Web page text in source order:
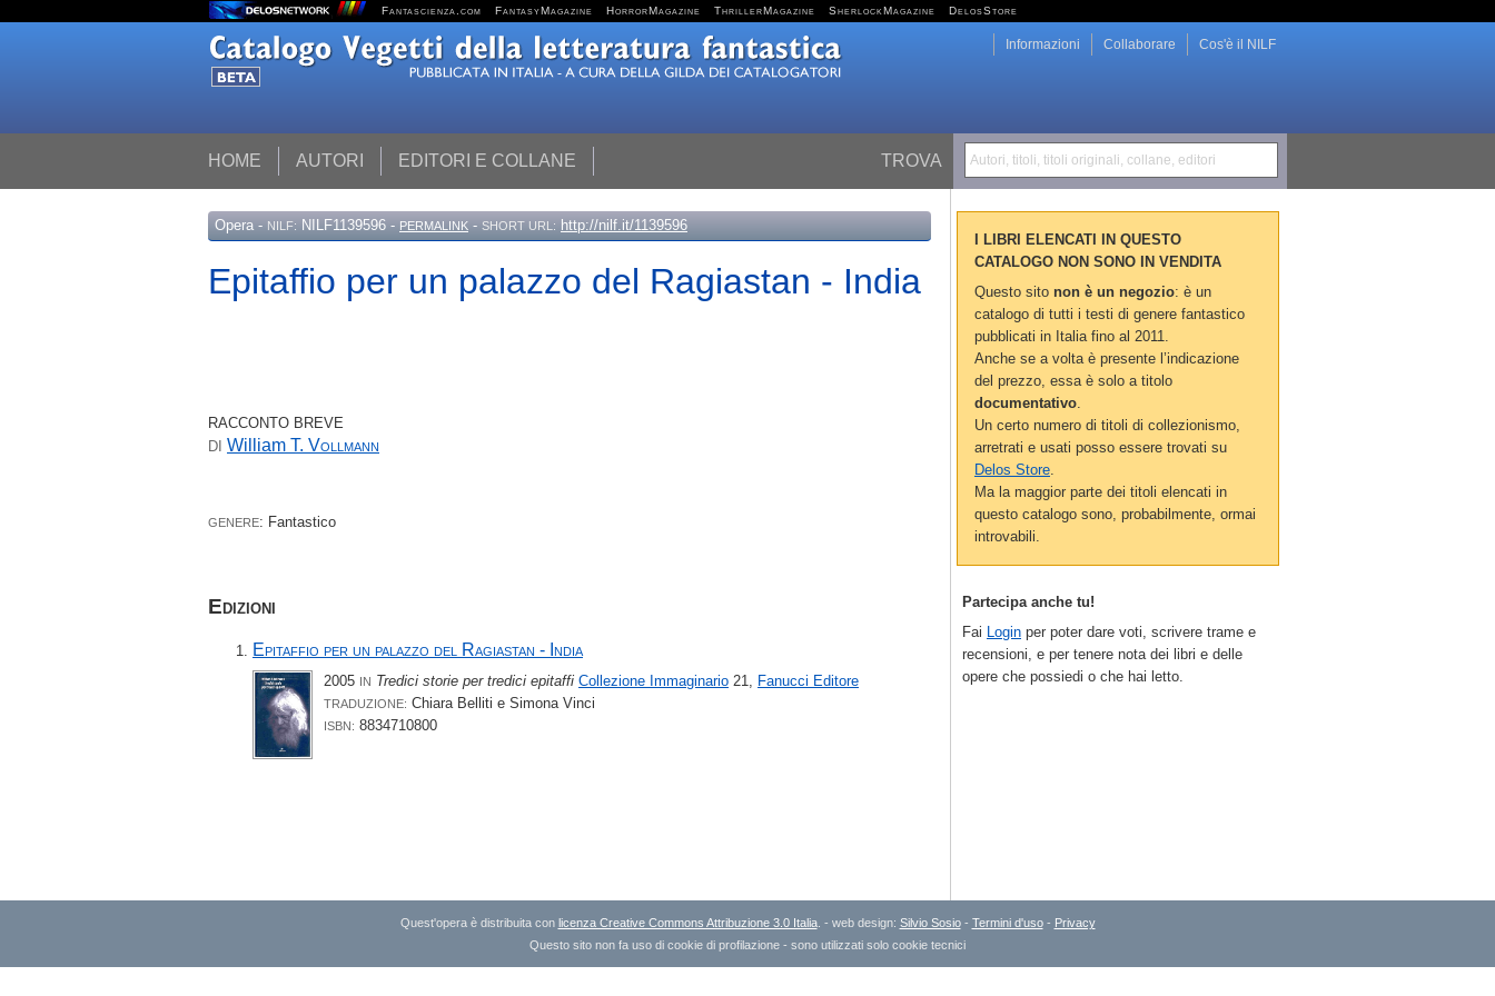
Fantascienza.com FantasyMagazine HorrorMagazine ThrillerMagazine SherlockMagazine DelosStore
TROVA Autori, titoli, titoli originali, collane, editori
HOME AUTORI EDITORI E COLLANE
Cos'è il NILF
Collaborare
Informazioni
Opera - NILF: NILF1139596 - PERMALINK - SHORT URL: http://nilf.it/1139596
Epitaffio per un palazzo del Ragiastan - India
RACCONTO BREVE
DI William T. Vollmann
GENERE: Fantastico
Edizioni
Epitaffio per un palazzo del Ragiastan - India
2005 IN Tredici storie per tredici epitaffi Collezione Immaginario 21, Fanucci Editore
TRADUZIONE: Chiara Belliti e Simona Vinci
ISBN: 8834710800
I LIBRI ELENCATI IN QUESTO
CATALOGO NON SONO IN VENDITA
Questo sito non è un negozio: è un
catalogo di tutti i testi di genere fantastico
pubblicati in Italia fino al 2011.
Anche se a volta è presente l’indicazione
del prezzo, essa è solo a titolo
documentativo
Un certo numero di titoli di collezionismo,
arretrati e usati posso essere trovati su
Delos Store
Ma la maggior parte dei titoli elencati in
questo catalogo sono, probabilmente, ormai
introvabili.
Partecipa anche tu!
Fai Login per poter dare voti, scrivere trame e
recensioni, e per tenere nota dei libri e delle
opere che possiedi o che hai letto.
Quest'opera è distribuita con licenza Creative Commons Attribuzione 3.0 Italia. - web design: Silvio Sosio- Termini d'uso- Privacy
Questo sito non fa uso di cookie di profilazione - sono utilizzati solo cookie tecnici